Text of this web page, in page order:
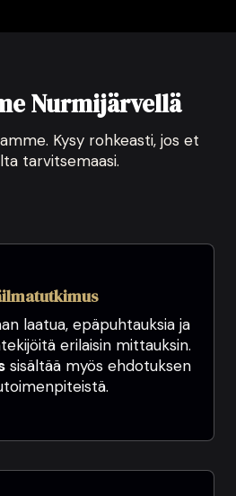
Nurmijärvellä
Kysy rohkeasti, jos et
tarvitsemaasi.
laatua, epäpuhtauksia ja
erilaisin mittauksin.
sisältää myös ehdotuksen